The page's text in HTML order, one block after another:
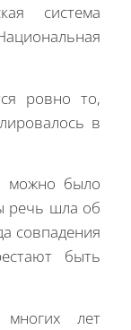
система
ровно то,
в
можно было
речь шла об
совпадения
быть
лет